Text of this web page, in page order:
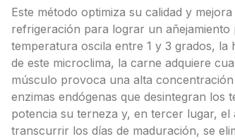
Este método optimiza su calidad y
refrigeración para lograr un
temperatura oscila entre 1 y 3 grados,
de este microclima, la carne adquiere
músculo provoca una alta
enzimas endógenas que desintegran los
potencia su terneza y, en tercer lugar,
transcurrir los días de maduración, se